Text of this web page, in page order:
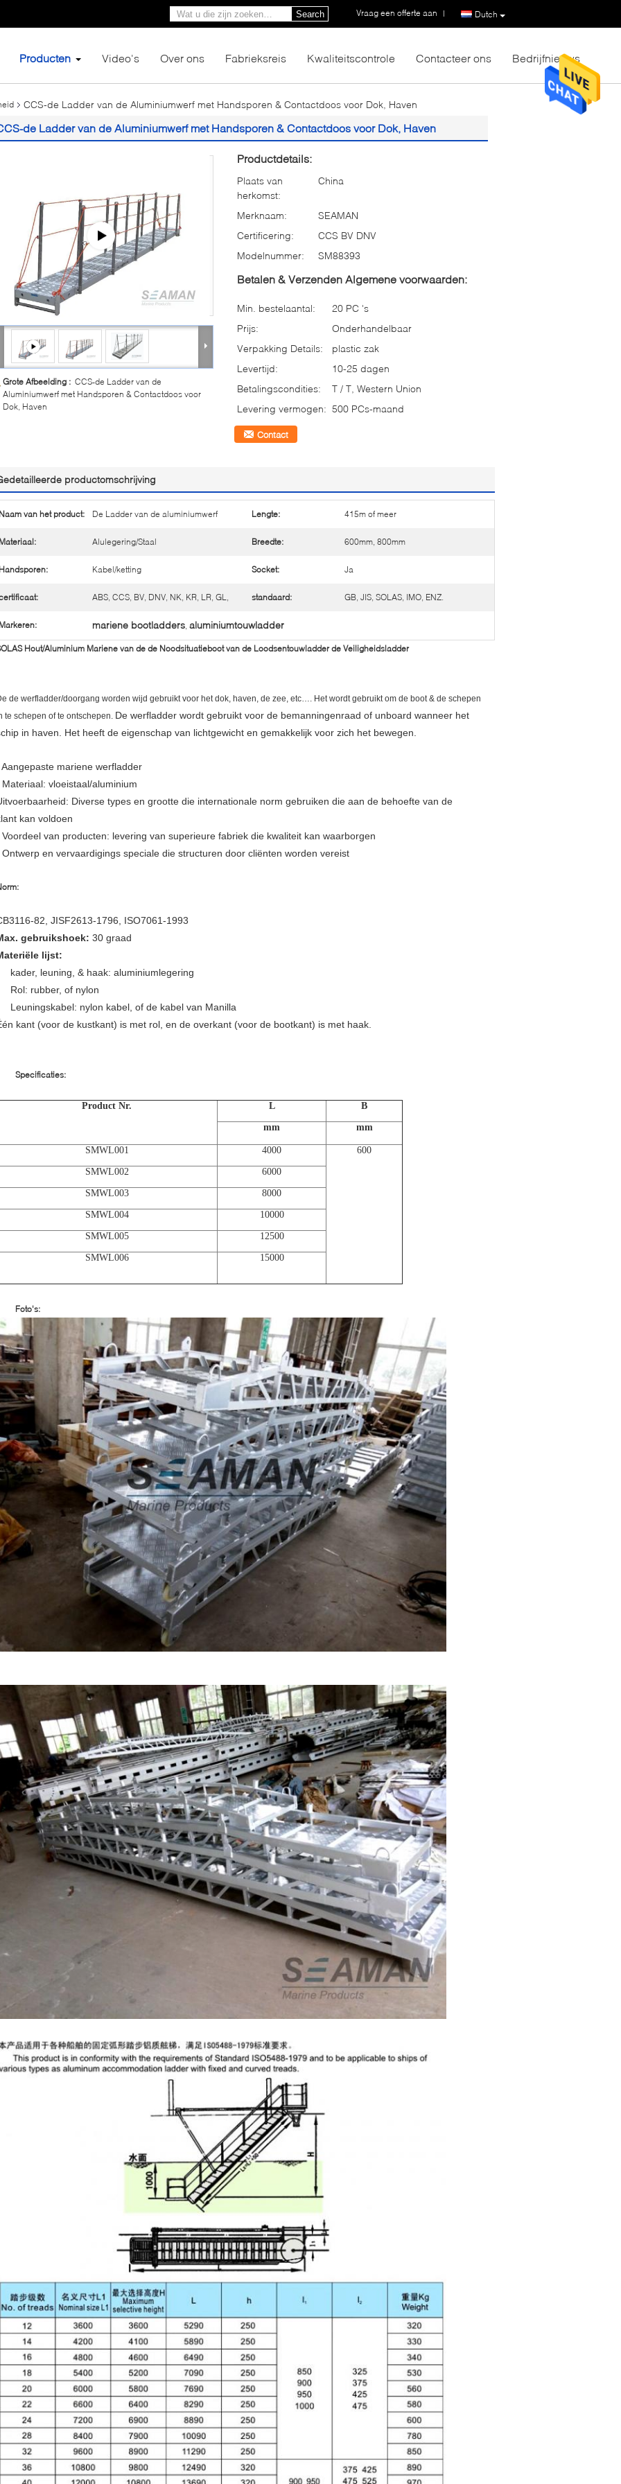
Dutch
Vraag een offerte aan |
Search
Producten Video's Over ons Fabrieksreis Kwaliteitscontrole Contacteer ons Bedrijfnieuws
CCS-de Ladder van de Aluminiumwerf met Handsporen & Contactdoos voor Dok, Haven
de Ladder van de Aluminiumwerf met Handsporen & Contactdoos voor Dok, Haven
Grote Afbeelding : CCS-de Ladder van de
Aluminiumwerf met Handsporen & Contactdoos voor
Dok, Haven
Productdetails:
Plaats van
herkomst:
China
Merknaam:
SEAMAN
Certificering:
CCS BV DNV
Modelnummer:
SM88393
Betalen & Verzenden Algemene voorwaarden:
Min. bestelaantal:
20 PC 's
Prijs:
Onderhandelbaar
Verpakking Details:
plastic zak
Levertijd:
10-25 dagen
Betalingscondities:
T / T, Western Union
Levering vermogen: 500 PCs-maand
Contact
productomschrijving
van het product: De Ladder van de aluminiumwerf Lengte: 415m of meer
Alulegering/Staal Breedte: 600mm, 800mm
Kabel/ketting Socket: Ja
ABS, CCS, BV, DNV, NK, KR, LR, GL, standaard: GB, JIS, SOLAS, IMO, ENZ.
mariene bootladders, aluminiumtouwladder
Hout/Aluminium Mariene van de de Noodsituatieboot van de Loodsentouwladder de Veiligheidsladder
de werfladder/doorgang worden wijd gebruikt voor het dok, haven, de zee, etc…. Het wordt gebruikt om de boot & de schepen
te schepen of te ontschepen. De werfladder wordt gebruikt voor de bemanningenraad of unboard wanneer het
in haven. Het heeft de eigenschap van lichtgewicht en gemakkelijk voor zich het bewegen.
Aangepaste mariene werfladder
Materiaal: vloeistaal/aluminium
Diverse types en grootte die internationale norm gebruiken die aan de behoefte van de
kan voldoen
Voordeel van producten: levering van superieure fabriek die kwaliteit kan waarborgen
Ontwerp en vervaardigings speciale die structuren door cliënten worden vereist
82, JISF2613-1796, ISO7061-1993
gebruikshoek: 30 graad
lijst:
kader, leuning, & haak: aluminiumlegering
Rol: rubber, of nylon
Leuningskabel: nylon kabel, of de kabel van Manilla
kant (voor de kustkant) is met rol, en de overkant (voor de bootkant) is met haak.
Specificaties:
Product Nr. L B
mm mm
SMWL001 4000 600
SMWL002 6000
SMWL003 8000
SMWL004 10000
SMWL005 12500
SMWL006 15000
Foto's: